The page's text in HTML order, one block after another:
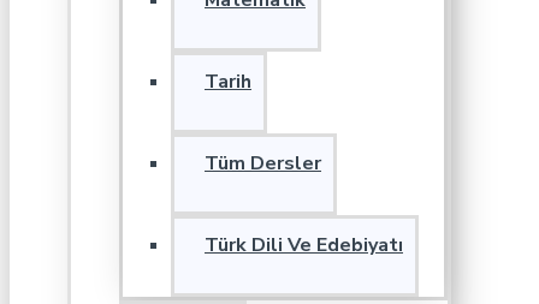
Tarih
Tüm Dersler
Türk Dili Ve Edebiyatı